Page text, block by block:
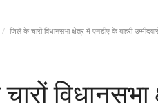
जिले के चारों विधानसभा क्षेत्र में एनडीए के बाहरी
विधानसभा